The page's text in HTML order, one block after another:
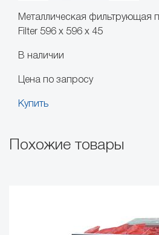
Металлическая фильтрующая
Filter 596 x 596 x 45
В наличии
Цена по запросу
Купить
Похожие товары